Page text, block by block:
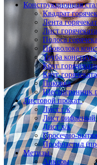
Конструкционная
Квадрат
Лента
Лист
Полоса
Проволока
Труба
Круг
Круг
Поковка
Шестигранник
Листовой прокат
Лист г/к
Лист рифленый
Лист х/к
Просечно-
Профнастил
Метизы
Анкеры